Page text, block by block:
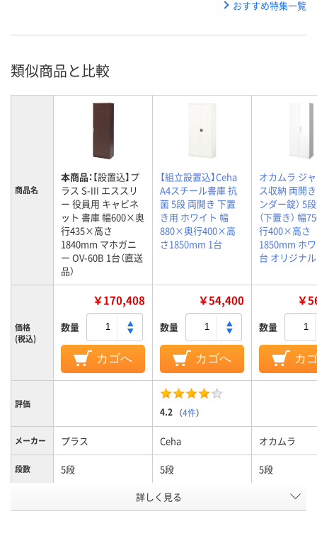
おすすめ特集一覧
類似商品と比較
商品名
本商品：【設置込】プ
ラス S-III エススリ
ー 役員用 キャビネ
ット 書庫 幅600×奥
行435×高さ
1840mm マホガニ
ー OV-60B 1台（直送
品）
【組立設置込】Ceha
A4スチール書庫 抗
菌 5段 両開き 下置
き用 ホワイト 幅
880×奥行400×高
さ1850mm 1台
オカムラ ジ
ス収納 両開き
ンダー錠） 5
（下置き） 幅
行400×高さ
1850mm ホ
台 オリジナル
価格
(税込)
￥170,408
数量
カゴへ
￥54,400
数量
カゴへ
￥
数量
カ
評価
4.2 （4件）
メーカー プラス Ceha オカムラ
段数 5段 5段 5段
両開き／片開き扉タ
イプ
両開き／片開き扉タ
イプ
両開き書庫
書庫
詳しく見る